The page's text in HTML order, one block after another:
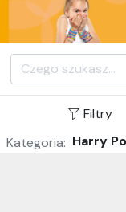
Filtry
Kategoria: Harry